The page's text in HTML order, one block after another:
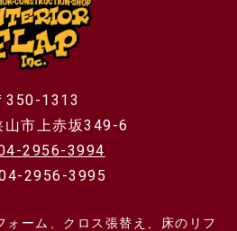
350-1313
山市上赤坂349-6
2956-3994
2956-3995
ォーム、クロス張替え、床のリフ